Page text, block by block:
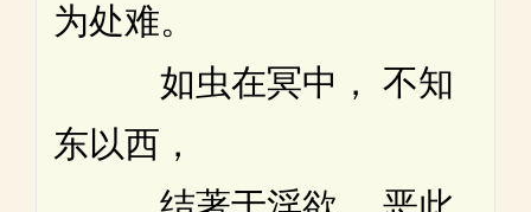
为处难。
如虫在冥中， 不知
东以西，